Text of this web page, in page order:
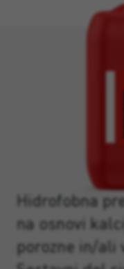
Hidrofobna
na osnovi
porozne in/ali